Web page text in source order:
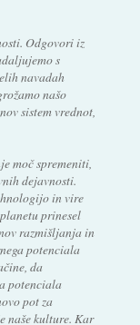
Odgovori iz
s
navadah
našo
sistem vrednot,
moč spremeniti,
dejavnosti.
in vire
prinesel
razmišljanja in
potenciala
da
potenciala
pot za
naše kulture. Kar